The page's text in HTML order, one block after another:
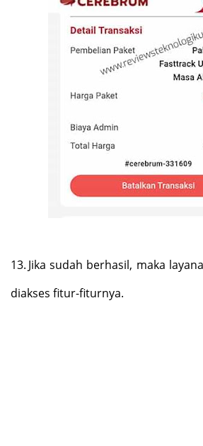
13. Jika sudah berhasil, maka
diakses fitur-fiturnya.